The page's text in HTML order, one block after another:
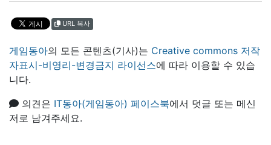
URL 복사
게임동아의 모든 콘텐츠(기사)는 Creative commons 저작
자표시-비영리-변경금지 라이선스에 따라 이용할 수 있습
니다.
의견은 IT동아(게임동아) 페이스북에서 덧글 또는 메신
저로 남겨주세요.